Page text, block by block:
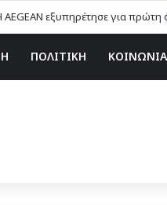
AEGEAN εξυπηρέτησε για πρώτη
ΠΟΛΙΤΙΚΗ ΚΟΙΝΩΝΙΑ